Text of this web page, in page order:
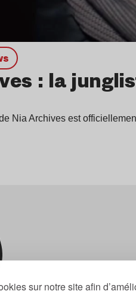
sur notre site afin
: la
Nia Archives est